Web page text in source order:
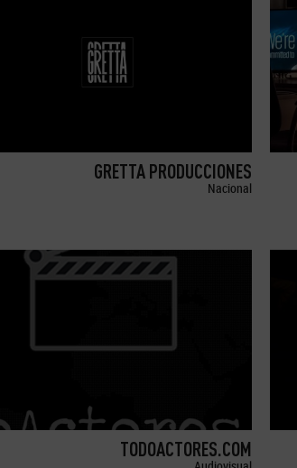
GRETTA PRODUCCIONES
Nacional
TODOACTORES.COM